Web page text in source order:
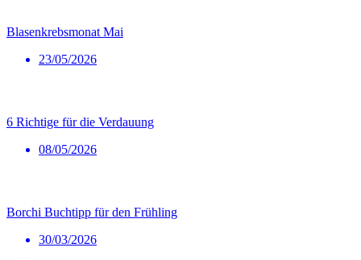
Blasenkrebsmonat Mai
23/05/2026
6 Richtige für die Verdauung
08/05/2026
Borchi Buchtipp für den Frühling
30/03/2026